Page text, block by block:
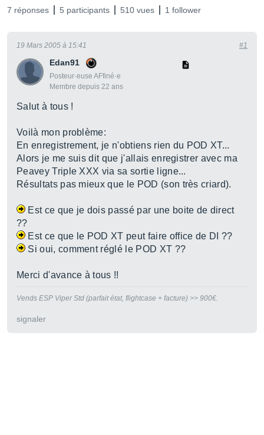
7 réponses 5 participants 510 vues 1 follower
Edan91
Posteur·euse AFfiné·e
Membre depuis 22 ans
19 Mars 2005 à 15:41 #1
Salut à tous !
Voilà mon problème:
En enregistrement, je n'obtiens rien du POD XT...
Alors je me suis dit que j'allais enregistrer avec ma
Peavey Triple XXX via sa sortie ligne...
Résultats pas mieux que le POD (son très criard).
Est ce que je dois passé par une boite de direct
??
Est ce que le POD XT peut faire office de DI ??
Si oui, comment réglé le POD XT ??
Merci d'avance à tous !!
Vends ESP Viper Std (parfait état, flightcase + facture) >> 900€.
signaler